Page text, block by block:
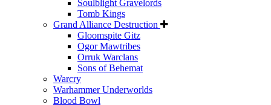
Soulblight Gravelords
Tomb Kings
Grand Alliance Destruction
Gloomspite Gitz
Ogor Mawtribes
Orruk Warclans
Sons of Behemat
Warcry
Warhammer Underworlds
Blood Bowl